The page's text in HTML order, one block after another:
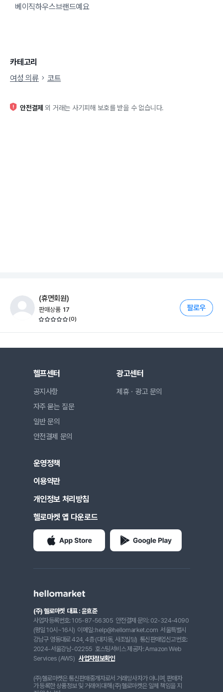
베이직하우스브랜드예요
카테고리
여성 의류
코트
안전결제 외 거래는 사기피해 보호를 받을 수 없습니다.
(휴면회원)
판매상품 17
(0)
헬프센터
공지사항
자주 묻는 질문
일반 문의
안전결제 문의
광고센터
제휴ㆍ광고 문의
운영정책
이용약관
개인정보 처리방침
헬로마켓 앱 다운로드
(주) 헬로마켓 대표 : 윤효준
사업자등록번호: 105-87-56305 안전결제 문의: 02-324-4090
(평일 10시~16시) 이메일: help@hellomarket.com 서울특별시
강남구 영동대로 424, 4층 (대치동, 사조빌딩) 통신판매업신고번호:
2024-서울강남-02255 호스팅서비스 제공자: Amazon Web
Services (AWS) 사업자정보확인
(주)헬로마켓은 통신판매중개자로서 거래당사자가 아니며, 판매자
가 등록한 상품정보 및 거래에 대해 (주)헬로마켓은 일체 책임을 지